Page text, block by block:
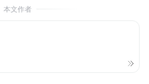
本文作者